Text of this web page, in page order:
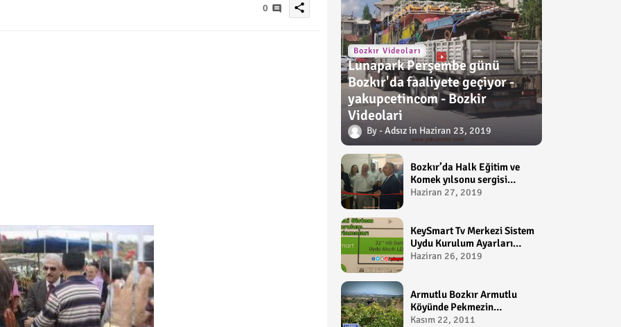
0 share
Bozkır Videoları
Lunapark Perşembe günü
Bozkır'da faaliyete geçiyor -
yakupcetincom - Bozkir
Videolari
Adsız Haziran 23, 2019
Bozkır’da Halk Eğitim ve
Komek yılsonu sergisi
gerçekleştirildi-
Haziran 27, 2019
KeySmart Tv Merkezi Sistem
Uydu Kurulum Ayarları
Video anlatım -
Haziran 26, 2019
Armutlu Bozkır Armutlu
Köyünde Pekmezin
Hikayesi:Gezen Bilir Kontv
Kasım 22, 2011